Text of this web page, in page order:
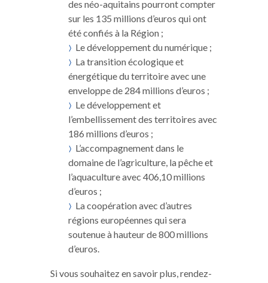
des néo-aquitains pourront compter
sur les 135 millions d’euros qui ont
été confiés à la Région ;
Le développement du numérique ;
La transition écologique et
énergétique du territoire avec une
enveloppe de 284 millions d’euros ;
Le développement et
l’embellissement des territoires avec
186 millions d’euros ;
L’accompagnement dans le
domaine de l’agriculture, la pêche et
l’aquaculture avec 406,10 millions
d’euros ;
La coopération avec d’autres
régions européennes qui sera
soutenue à hauteur de 800 millions
d’euros.
Si vous souhaitez en savoir plus, rendez-